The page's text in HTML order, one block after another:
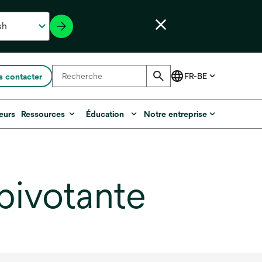
contacter
Ressources Éducation Notre entreprise